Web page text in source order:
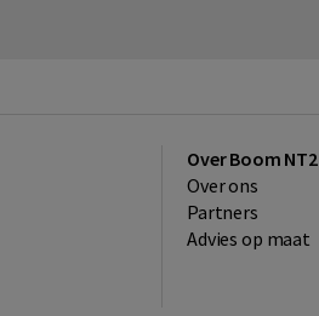
Over Boom NT2
Over ons
Partners
Advies op maat